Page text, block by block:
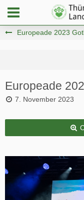
Europeade 2023
Europeade
7. November 2023